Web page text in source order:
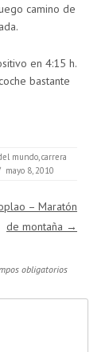
camino de
en 4:15 h.
bastante
mundo, carrera
mayo 8, 2010
– Maratón
de montaña →
obligatorios